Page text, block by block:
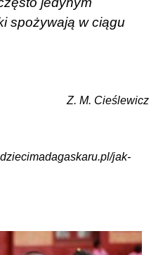
spożywają w ciągu
Z. M. Cieślewicz
jak-